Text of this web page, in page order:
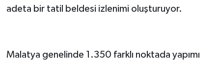
adeta bir tatil beldesi izlenimi oluşturuyor.
Malatya genelinde 1.350 farklı noktada yapımı